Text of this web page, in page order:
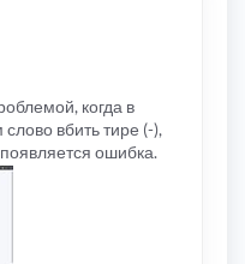
когда в
вбить тире (-),
ошибка.